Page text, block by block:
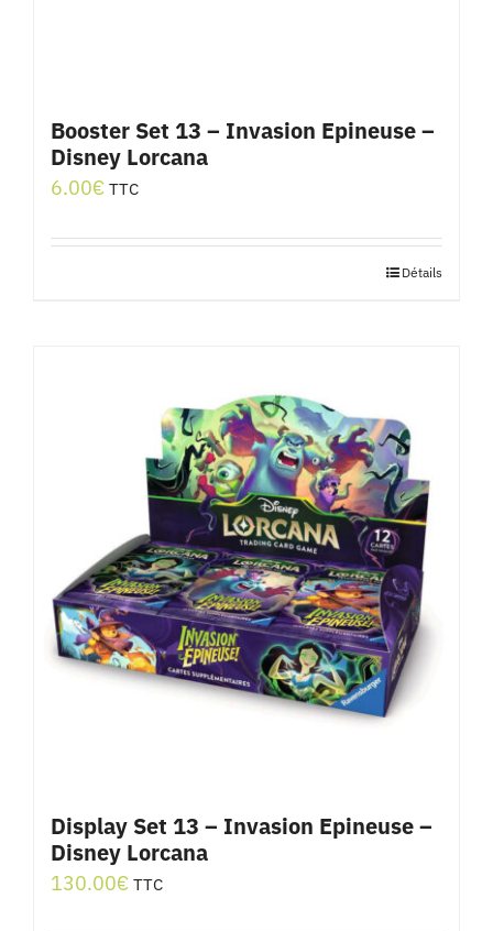
Booster Set 13 – Invasion Epineuse –
Disney Lorcana
6.00€ TTC
Détails
Display Set 13 – Invasion Epineuse –
Disney Lorcana
130.00€ TTC